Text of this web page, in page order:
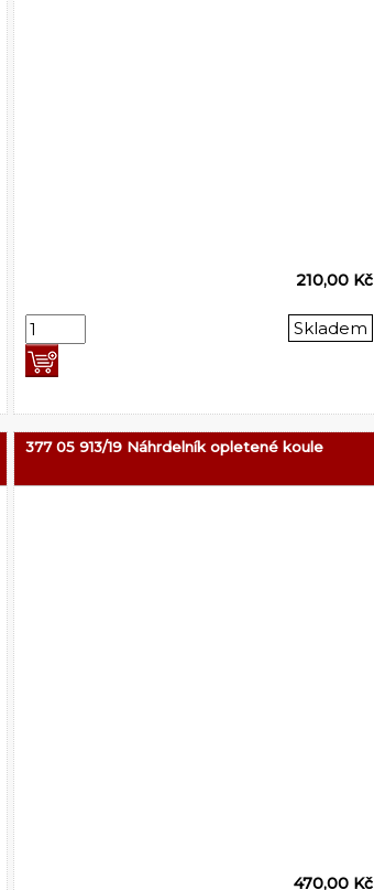
210,00 Kč
Skladem
377 05 913/19 Náhrdelník opletené koule
470,00 Kč